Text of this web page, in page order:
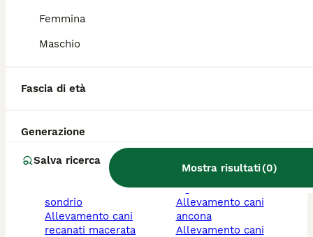
Femmina
Maschio
Fascia di età
Generazione
Salva ricerca
Mostra risultati(0)
taranto
genova
mantova
allevamento cani
allevamenti cani
sondrio
allevamento cani
recanati macerata
allevamento cani
allevamento cani
vignola modena
allevamento cani
ancona
allevamento cani